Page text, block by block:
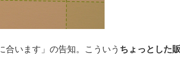
合います」の告知。こういう ちょっとした